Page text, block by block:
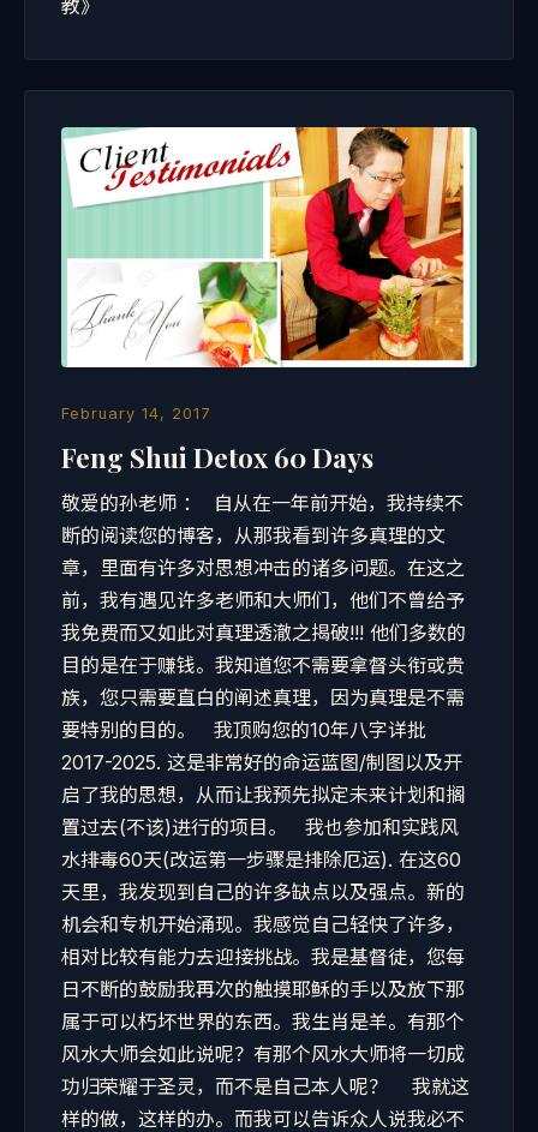
教》
February 14, 2017
Feng Shui Detox 60 Days
敬爱的孙老师 ： 自从在一年前开始，我持续不
断的阅读您的博客，从那我看到许多真理的文
章，里面有许多对思想冲击的诸多问题。在这之
前，我有遇见许多老师和大师们，他们不曾给予
我免费而又如此对真理透澈之揭破!!! 他们多数的
目的是在于赚钱。我知道您不需要拿督头衔或贵
族，您只需要直白的阐述真理，因为真理是不需
要特别的目的。 我顶购您的10年八字详批
2017-2025. 这是非常好的命运蓝图/制图以及开
启了我的思想，从而让我预先拟定未来计划和搁
置过去(不该)进行的项目。 我也参加和实践风
水排毒60天(改运第一步骤是排除厄运). 在这60
天里，我发现到自己的许多缺点以及强点。新的
机会和专机开始涌现。我感觉自己轻快了许多，
相对比较有能力去迎接挑战。我是基督徒，您每
日不断的鼓励我再次的触摸耶稣的手以及放下那
属于可以朽坏世界的东西。我生肖是羊。有那个
风水大师会如此说呢？有那个风水大师将一切成
功归荣耀于圣灵，而不是自己本人呢？ 我就这
样的做，这样的办。而我可以告诉众人说我必不